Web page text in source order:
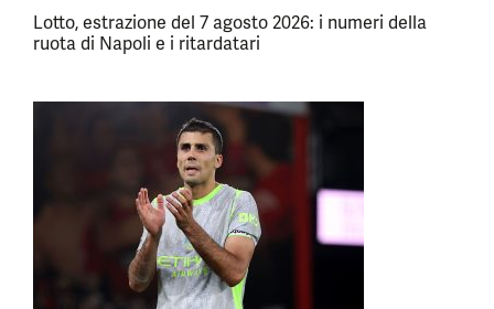
Lotto, estrazione del 7 agosto 2026: i numeri della
ruota di Napoli e i ritardatari